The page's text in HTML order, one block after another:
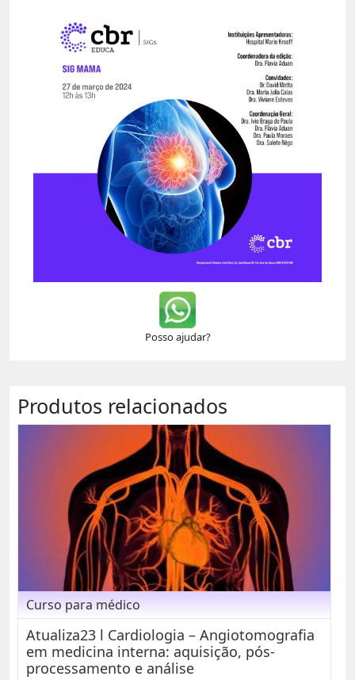
Posso ajudar?
Produtos relacionados
Curso para médico
Atualiza23 l Cardiologia – Angiotomografia
em medicina interna: aquisição, pós-
processamento e análise